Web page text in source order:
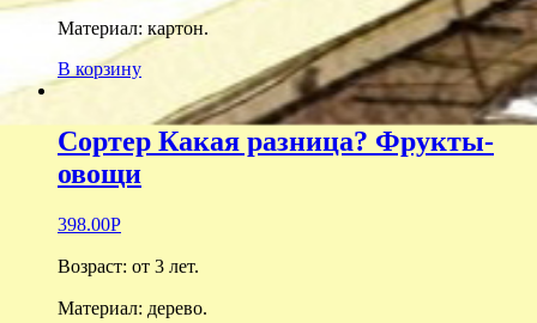
Материал: картон.
В корзину
Сортер Какая разница? Фрукты-
овощи
398.00Р
Возраст: от 3 лет.
Материал: дерево.